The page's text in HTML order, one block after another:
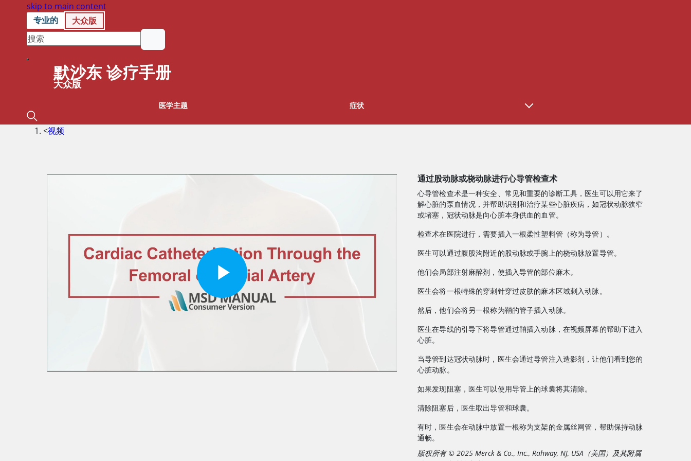
skip to main content
专业的
大众版
默沙东 诊疗手册
大众版
医学主题 症状
<视频
通过股动脉或桡动脉进行心导管检查术
心导管检查术是一种安全、常见和重要的诊断工具，医生可以用它来了
解心脏的泵血情况，并帮助识别和治疗某些心脏疾病，如冠状动脉狭窄
或堵塞，冠状动脉是向心脏本身供血的血管。
检查术在医院进行，需要插入一根柔性塑料管（称为导管）。
医生可以通过腹股沟附近的股动脉或手腕上的桡动脉放置导管。
他们会局部注射麻醉剂，使插入导管的部位麻木。
医生会将一根特殊的穿刺针穿过皮肤的麻木区域刺入动脉。
然后，他们会将另一根称为鞘的管子插入动脉。
医生在导线的引导下将导管通过鞘插入动脉，在视频屏幕的帮助下进入
心脏。
当导管到达冠状动脉时，医生会通过导管注入造影剂，让他们看到您的
心脏动脉。
如果发现阻塞，医生可以使用导管上的球囊将其清除。
清除阻塞后，医生取出导管和球囊。
有时，医生会在动脉中放置一根称为支架的金属丝网管，帮助保持动脉
通畅。
版权所有 © 2025 Merck & Co., Inc., Rahway, NJ, USA（美国）及其附属